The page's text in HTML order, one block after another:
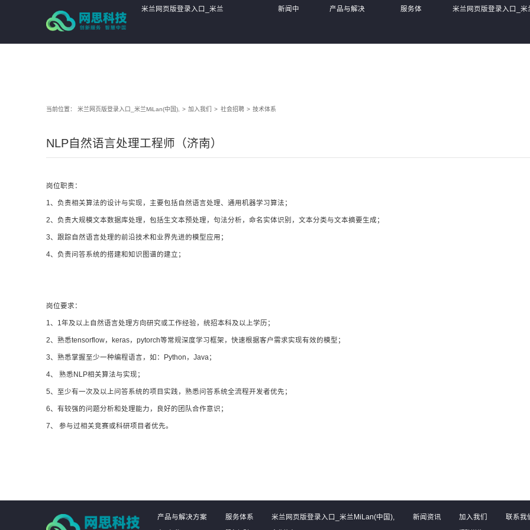
米兰网页版登录入口_米兰 新闻中 产品与解决 服务体 米兰网页版登录入口_米
当前位置： 米兰网页版登录入口_米兰MiLan(中国), > 加入我们 > 社会招聘 > 技术体系
NLP自然语言处理工程师（济南）
岗位职责：
1、负责相关算法的设计与实现，主要包括自然语言处理、通用机器学习算法；
2、负责大规模文本数据库处理，包括生文本预处理，句法分析，命名实体识别，文本分类与文本摘要生成；
3、跟踪自然语言处理的前沿技术和业界先进的模型应用；
4、负责问答系统的搭建和知识图谱的建立；
岗位要求：
1、1年及以上自然语言处理方向研究或工作经验，统招本科及以上学历；
2、熟悉tensorflow，keras，pytorch等常规深度学习框架，快速根据客户需求实现有效的模型；
3、熟悉掌握至少一种编程语言，如：Python，Java；
4、 熟悉NLP相关算法与实现；
5、至少有一次及以上问答系统的项目实践，熟悉问答系统全流程开发者优先；
6、有较强的问题分析和处理能力，良好的团队合作意识；
7、 参与过相关竞赛或科研项目者优先。
产品与解决方案 服务体系 米兰网页版登录入口_米兰MiLan(中国), 新闻资讯 加入我们 联系我